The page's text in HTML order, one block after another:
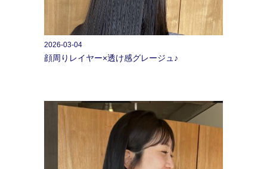
2026-03-04
顔周りレイヤー×透け感グレージュ♪